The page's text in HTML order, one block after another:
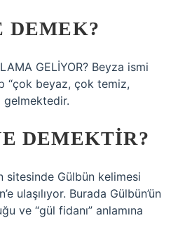
DEMEK?
GELİYOR? Beyza ismi
“çok beyaz, çok temiz,
gelmektedir.
DEMEKTIR?
sitesinde Gülbün kelimesi
ulaşılıyor. Burada Gülbün’ün
ve “gül fidanı” anlamına